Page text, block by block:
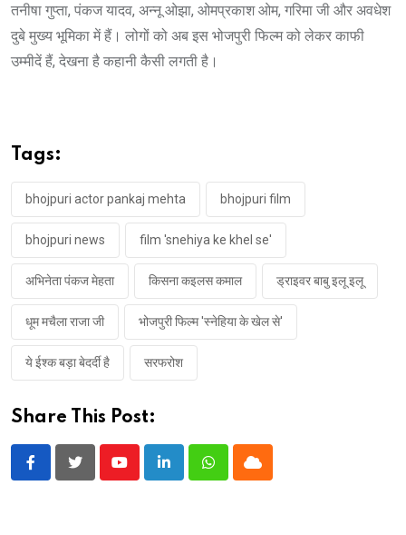
तनीषा गुप्ता, पंकज यादव, अन्नू ओझा, ओमप्रकाश ओम, गरिमा जी और अवधेश
दुबे मुख्य भूमिका में हैं। लोगों को अब इस भोजपुरी फिल्म को लेकर काफी
उम्मीदें हैं, देखना है कहानी कैसी लगती है।
Tags:
bhojpuri actor pankaj mehta bhojpuri film
bhojpuri news film 'snehiya ke khel se'
अभिनेता पंकज मेहता किसना कइलस कमाल ड्राइवर बाबु इलू इलू
धूम मचैला राजा जी भोजपुरी फिल्म 'स्नेहिया के खेल से'
ये ईश्क बड़ा बेदर्दी है सरफरोश
Share This Post:
YoutubeLinkedInWhatsappCloud